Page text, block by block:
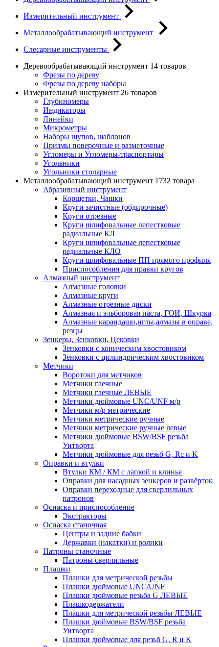
Измерительный инструмент
Металлообрабатывающий инструмент
Слесарные инструменты
Деревообрабатывающий инструмент 14 товаров
Фрезы по дереву
Фрезы по дереву наборы
Измерительный инструмент 26 товаров
Глубиномеры
Индикаторы
Линейки
Микрометры
Наборы щупов, шаблонов
Призмы поверочные и разметочные
Угломеры и Угломеры-траспортиры
Угольники
Угольники столярные
Металлообрабатывающий инструмент 1732 товара
Абразивный инструмент
Корщетки, Чашки
Круги зачистные (обдирочные)
Круги отрезные
Круги шлифовальные лепестковые
радиальные КЛ
Круги шлифовальные лепестковые
радиальные КЛО
Круги шлифовальные ПП прямого профиля
Приспособления для правки кругов
Алмазный инструмент
Алмазные головки
Алмазные круги
Алмазные отрезные диски
Алмазная и эльборовая паста, ГОИ, Шкурка
Алмазные карандаши,иглы,алмазы в оправе,
резцы
Зенкеры, Зенковки, Цековки
Зенковки с коническим хвостовиком
Зенковки с цилиндрическим хвостовиком
Метчики
Воротоки для метчиков
Метчики гаечные
Метчики гаечные ЛЕВЫЕ
Метчики дюймовые UNC/UNF м/р
Метчики м/р метрические
Метчики метрические ручные
Метчики метрические ручные левые
Метчики дюймовые BSW/BSF резьба
Уитворта
Метчики дюймовые для резьб G, Rc и K
Оправки и втулки
Втулки КМ / КМ с лапкой и клинья
Оправки для насадных зенкеров и развёрток
Оправки переходные для сверлильных
патронов
Оснаска и приспособление
Экстракторы
Оснаска станочная
Центры и задние бабки
Державки (накатки) и ролики
Патроны станочные
Патроны сверлильные
Плашки
Плашки для метрической резьбы
Плашки дюймовые UNC/UNF
Плашки дюймовые резьба G ЛЕВЫЕ
Плашкодержатели
Плашки для метрической резьбы ЛЕВЫЕ
Плашки дюймовые BSW/BSF резьба
Уитворта
Плашки дюймовые для резьб G, R и K